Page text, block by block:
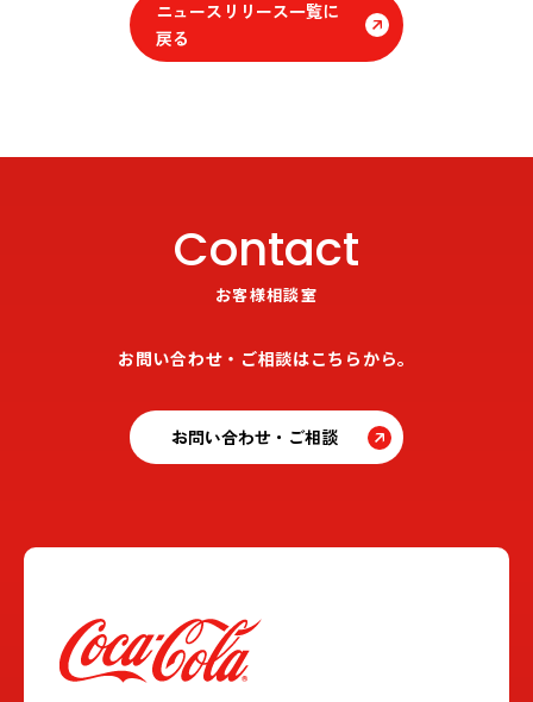
ニュースリリース一覧に
戻る
Contact
お客様相談室
お問い合わせ・ご相談はこちらから。
お問い合わせ・ご相談